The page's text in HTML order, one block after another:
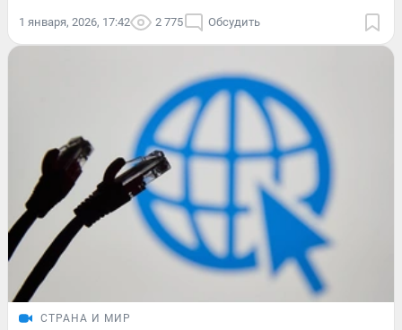
1 января, 2026, 17:42 2 775 Обсудить
СТРАНА И МИР